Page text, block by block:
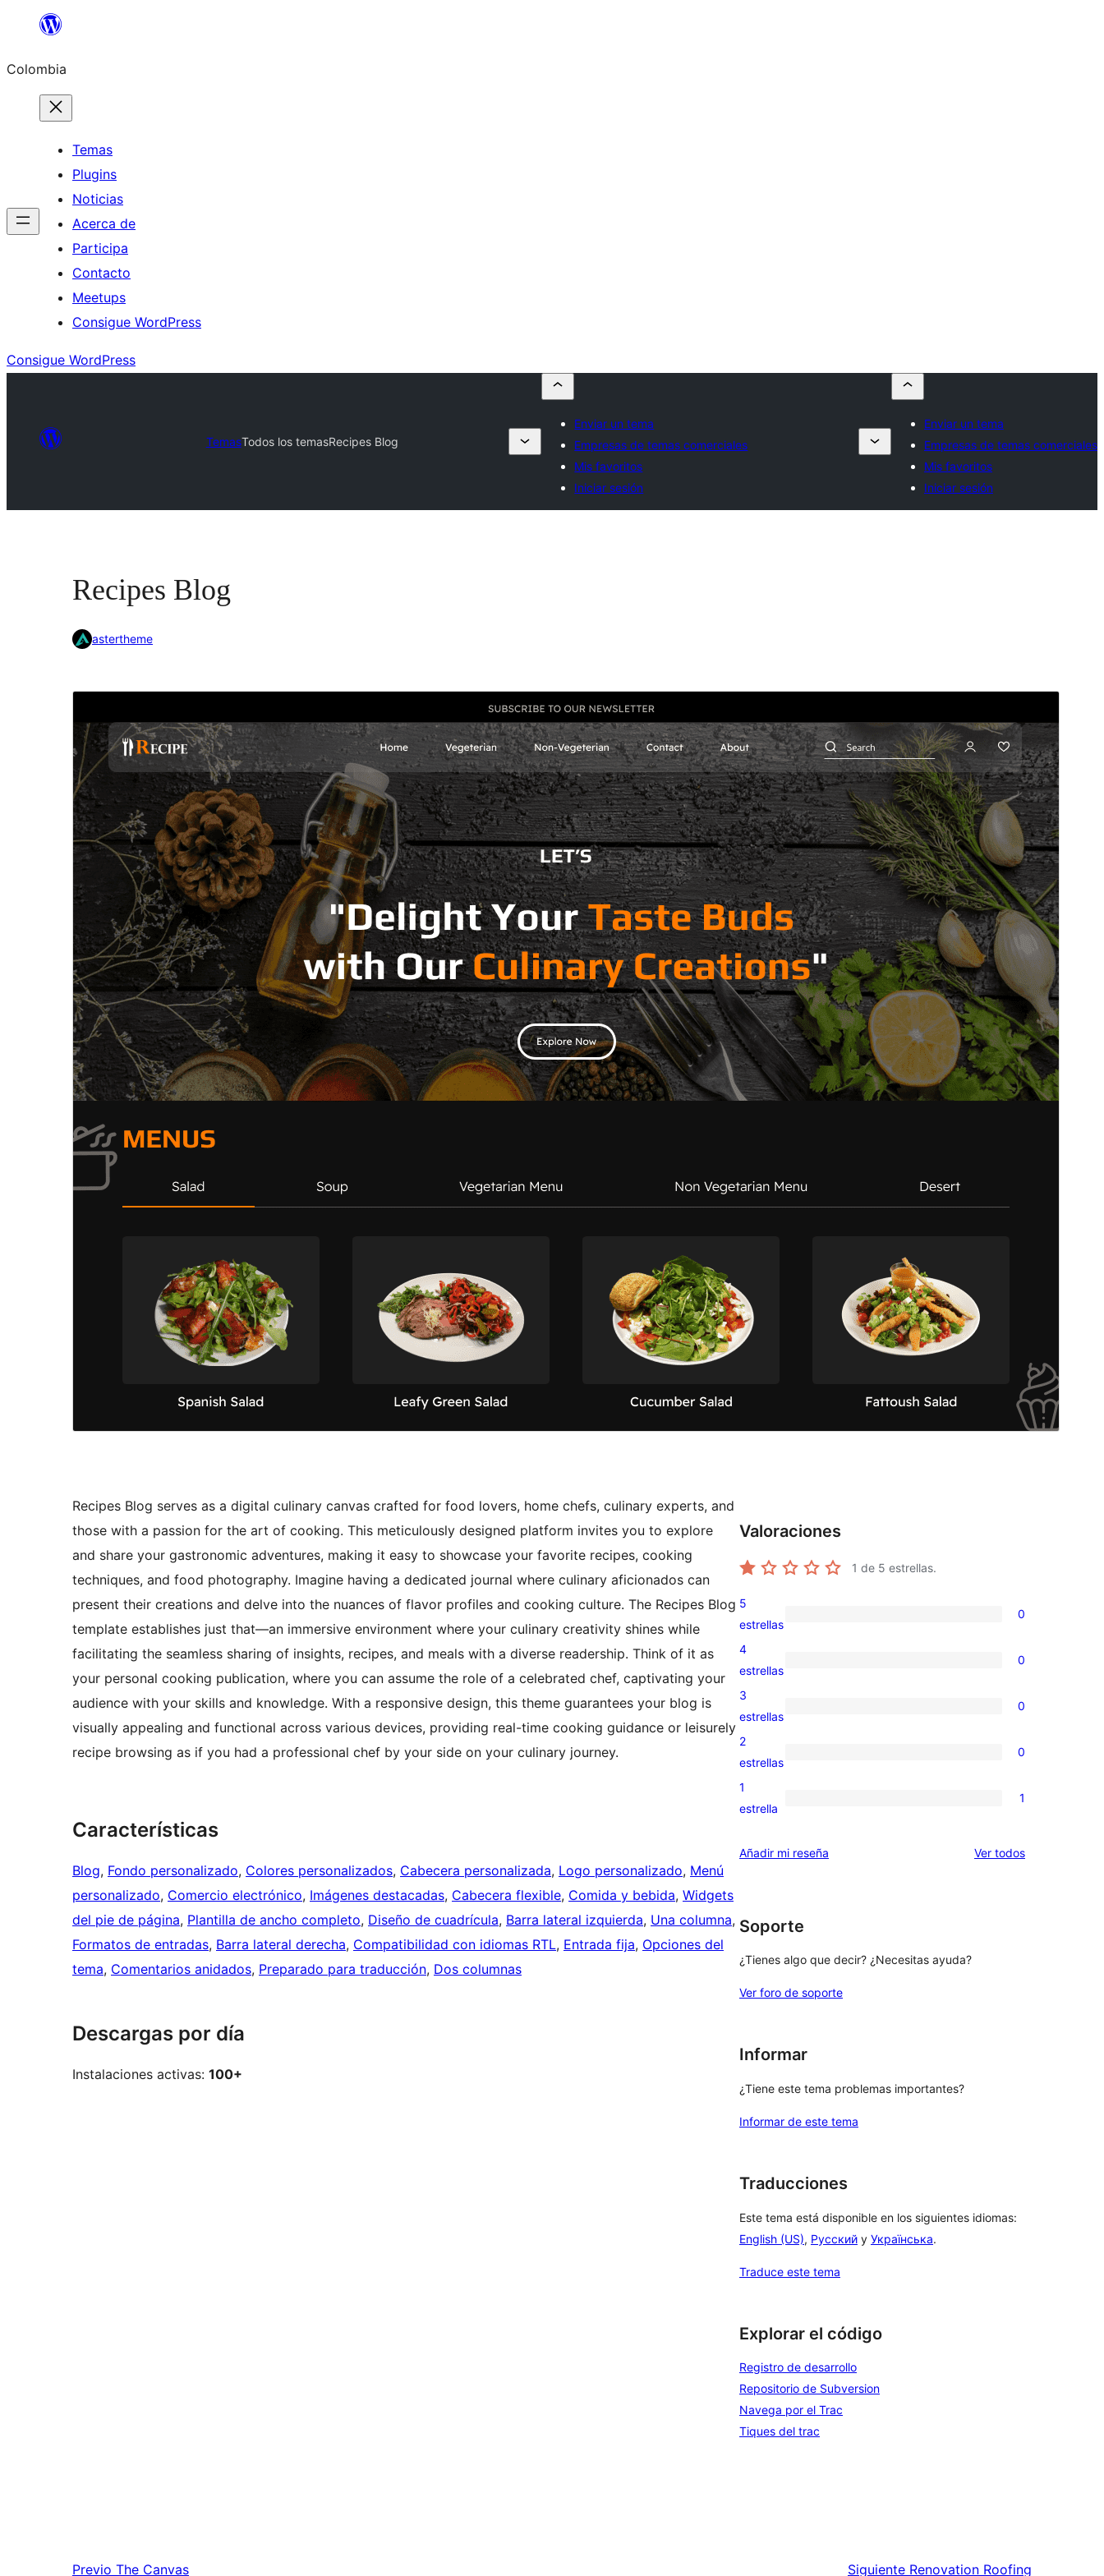
Saltar
contenido
Colombia
Temas
Plugins
Noticias
Acerca de
Participa
Contacto
Meetups
Consigue WordPress
Consigue WordPress
TemasTodos los temasRecipes Blog
Enviar un tema
Empresas de temas comerciales
Mis favoritos
Iniciar sesión
Enviar un tema
Empresas de temas comerciales
Mis favoritos
Iniciar sesión
Recipes Blog
astertheme
Versión
5.7.2
Última actualización
17 de julio de 2026
Instalaciones activas
100+
Versión de PHP
7.2
Página de inicio del tema
Recipes Blog serves as a digital culinary canvas crafted for food lovers, home chefs, culinary experts, and
those with a passion for the art of cooking. This meticulously designed platform invites you to explore
and share your gastronomic adventures, making it easy to showcase your favorite recipes, cooking
techniques, and food photography. Imagine having a dedicated journal where culinary aficionados can
present their creations and delve into the nuances of flavor profiles and cooking culture. The Recipes Blog
template establishes just that—an immersive environment where your culinary creativity shines while
facilitating the seamless sharing of insights, recipes, and meals with a diverse readership. Think of it as
your personal cooking publication, where you can assume the role of a celebrated chef, captivating your
audience with your skills and knowledge. With a responsive design, this theme guarantees your blog is
visually appealing and functional across various devices, providing real-time cooking guidance or leisurely
recipe browsing as if you had a professional chef by your side on your culinary journey.
Características
Blog, Fondo personalizado, Colores personalizados, Cabecera personalizada, Logo personalizado, Menú
personalizado, Comercio electrónico, Imágenes destacadas, Cabecera flexible, Comida y bebida, Widgets
del pie de página, Plantilla de ancho completo, Diseño de cuadrícula, Barra lateral izquierda, Una columna
Formatos de entradas, Barra lateral derecha, Compatibilidad con idiomas RTL, Entrada fija, Opciones del
tema, Comentarios anidados, Preparado para traducción, Dos columnas
Descargas por día
Instalaciones activas: 100+
Valoraciones
1 de 5 estrellas.
0
valoraciones
de
5
estrellas
0
0
valoraciones
de
4
estrellas
0
0
valoraciones
de
3
estrellas
0
0
valoraciones
de
estrellas
2
estrellas
0
1
de
1
estrella
1
Añadir mi reseña Ver todoslos
Soporte
¿Tienes algo que decir? ¿Necesitas ayuda?
Ver foro de soporte
Informar
¿Tiene este tema problemas importantes?
Informar de este tema
Traducciones
Este tema está disponible en los siguientes idiomas:
English (US), Русский y Українська.
Traduce este tema
Explorar el código
Registro de desarrollo
Repositorio de Subversion
Navega por el Trac
Tiques del trac
Previo The Canvas Siguiente Renovation Roofing